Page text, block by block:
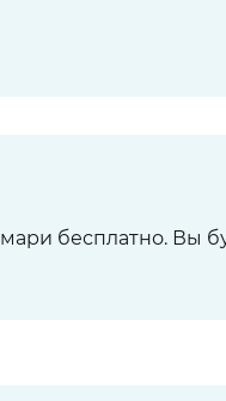
бесплатно. Вы